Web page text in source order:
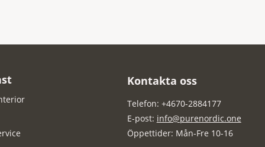
Kontakta oss
Telefon: +4670-2884177
E-post: info@purenordic.one
Öppettider: Mån-Fre 10-16